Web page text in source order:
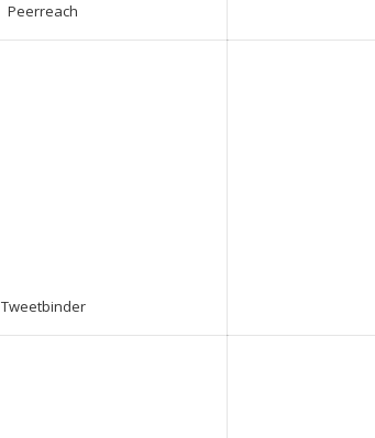
Peerreach
Tweetbinder